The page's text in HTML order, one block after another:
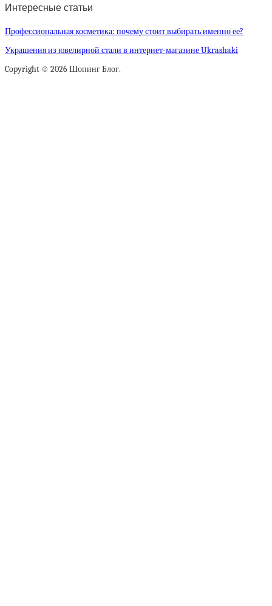
Интересные статьи
Профессиональная косметика: почему стоит выбирать именно ее?
Украшения из ювелирной стали в интернет-магазине Ukrashaki
Copyright © 2026 Шопинг Блог.